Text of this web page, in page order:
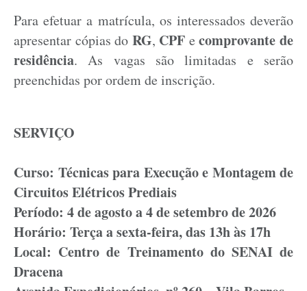
Para efetuar a matrícula, os interessados deverão
apresentar cópias do RG, CPF ecomprovante de
residência. As vagas são limitadas e serão
preenchidas por ordem de inscrição.
SERVIÇO
Curso: Técnicas para Execução e Montagem de
Circuitos Elétricos Prediais
Período: 4 de agosto a 4 de setembro de 2026
Horário: Terça a sexta-feira, das 13h às 17h
Local: Centro de Treinamento do SENAI de
Dracena